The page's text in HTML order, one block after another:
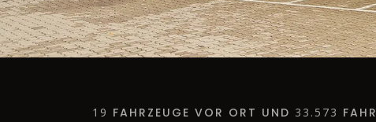
19 FAHRZEUGE VOR ORT UND 33.573